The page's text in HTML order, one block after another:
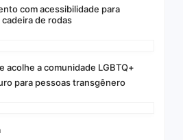
com acessibilidade para
de rodas
acolhe a comunidade LGBTQ+
para pessoas transgênero